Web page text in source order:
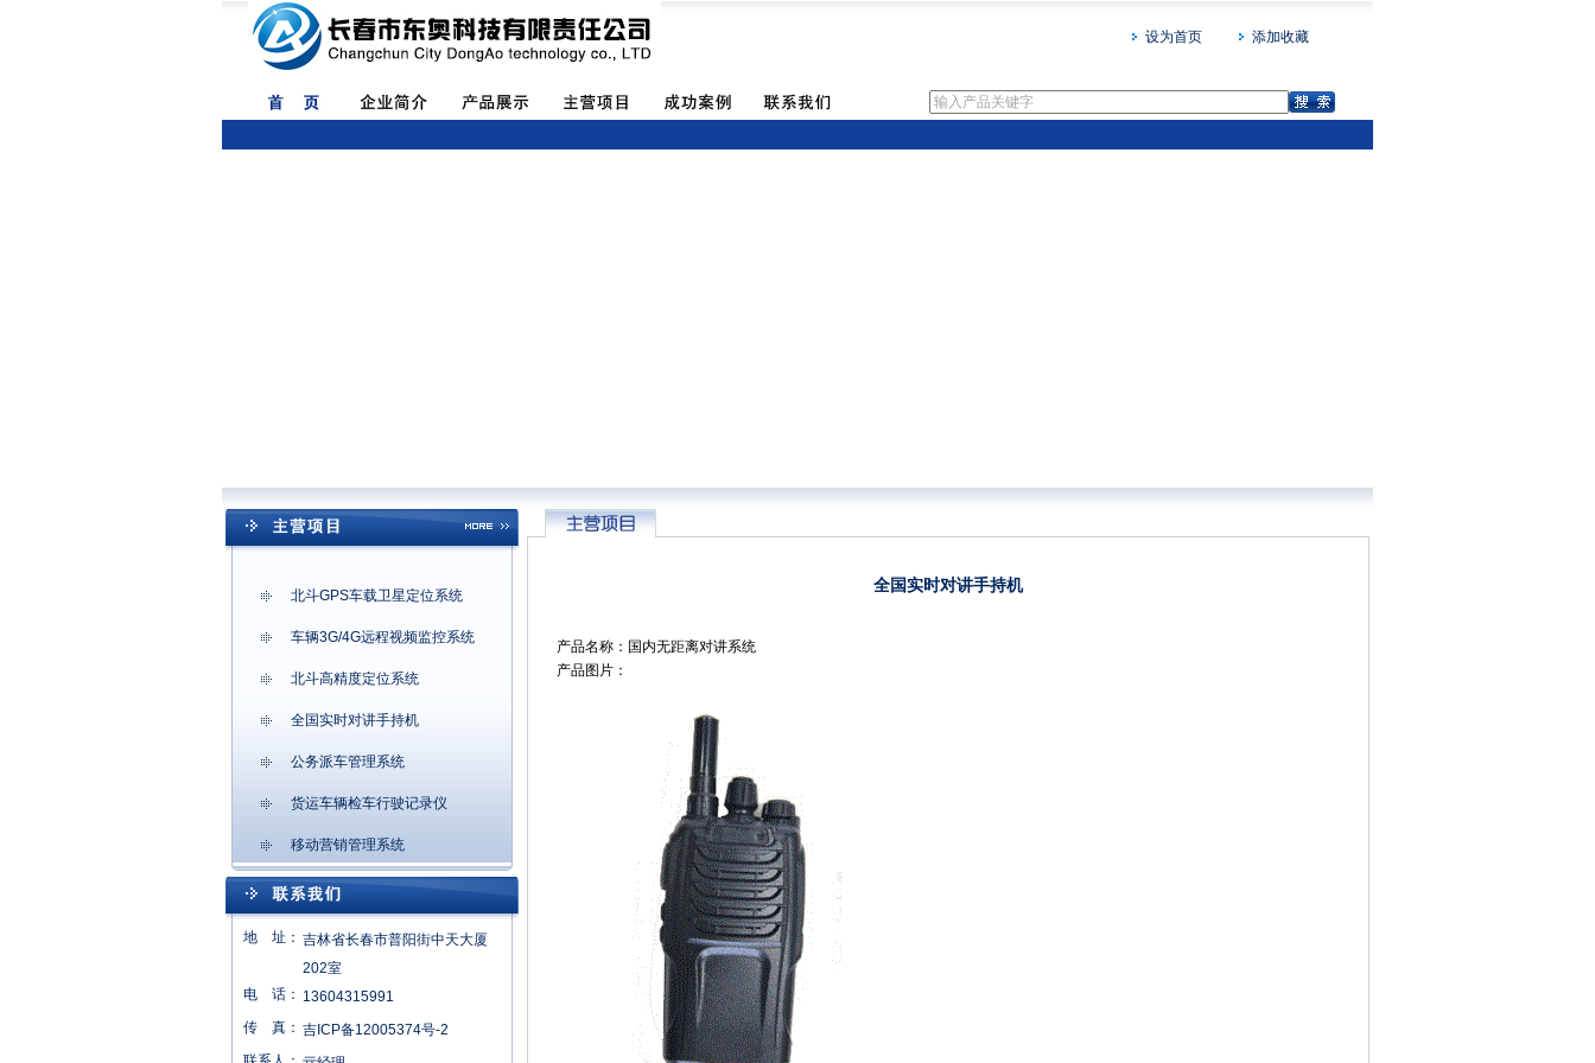
设为首页 添加收藏
北斗GPS车载卫星定位系统
车辆3G/4G远程视频监控系统
北斗高精度定位系统
全国实时对讲手持机
公务派车管理系统
货运车辆检车行驶记录仪
移动营销管理系统
地 址： 吉林省长春市普阳街中天大厦
202室
电 话： 13604315991
传 真： 吉ICP备12005374号-2
全国实时对讲手持机
产品名称：国内无距离对讲系统
产品图片：